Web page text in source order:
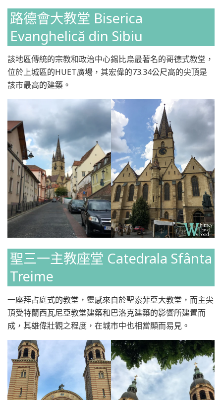
路德會大教堂 Biserica
Evanghelică din Sibiu
該地區傳統的宗教和政治中心錫比烏最著名的哥德式教堂，
位於上城區的HUET廣場，其宏偉的73.34公尺高的尖頂是
該市最高的建築。
聖三一主教座堂 Catedrala Sfânta
Treime
一座拜占庭式的教堂，靈感來自於聖索菲亞大教堂，而主尖
頂受特蘭西瓦尼亞教堂建築和巴洛克建築的影響所建置而
成，其雄偉壯觀之程度，在城市中也相當顯而易見。